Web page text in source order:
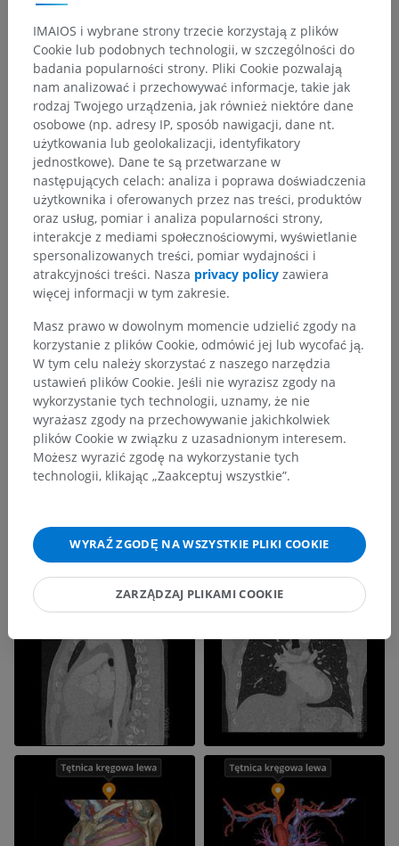
IMAIOS i wybrane strony trzecie korzystają z plików
Cookie lub podobnych technologii, w szczególności do
badania popularności strony. Pliki Cookie pozwalają
nam analizować i przechowywać informacje, takie jak
rodzaj Twojego urządzenia, jak również niektóre dane
osobowe (np. adresy IP, sposób nawigacji, dane nt.
użytkowania lub geolokalizacji, identyfikatory
jednostkowe). Dane te są przetwarzane w
następujących celach: analiza i poprawa doświadczenia
użytkownika i oferowanych przez nas treści, produktów
oraz usług, pomiar i analiza popularności strony,
interakcje z mediami społecznościowymi, wyświetlanie
spersonalizowanych treści, pomiar wydajności i
atrakcyjności treści. Nasza privacy policy zawiera
więcej informacji w tym zakresie.
Masz prawo w dowolnym momencie udzielić zgody na
korzystanie z plików Cookie, odmówić jej lub wycofać ją.
W tym celu należy skorzystać z naszego narzędzia
ustawień plików Cookie. Jeśli nie wyrazisz zgody na
wykorzystanie tych technologii, uznamy, że nie
wyrażasz zgody na przechowywanie jakichkolwiek
plików Cookie w związku z uzasadnionym interesem.
Możesz wyrazić zgodę na wykorzystanie tych
technologii, klikając „Zaakceptuj wszystkie”.
WYRAŹ ZGODĘ NA WSZYSTKIE PLIKI COOKIE
ZARZĄDZAJ PLIKAMI COOKIE